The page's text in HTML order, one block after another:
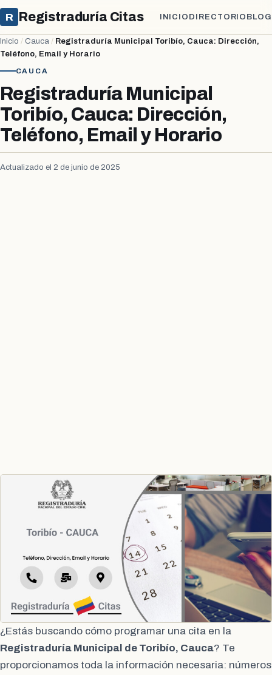
R Registraduría Citas INICIO DIRECTORIO BLOG
Inicio / Cauca / Registraduría Municipal Toribío, Cauca: Dirección,
Teléfono, Email y Horario
CAUCA
Registraduría Municipal
Toribío, Cauca: Dirección,
Teléfono, Email y Horario
Actualizado el 2 de junio de 2025
¿Estás buscando cómo programar una cita en la
Registraduría Municipal de Toribío, Cauca? Te
proporcionamos toda la información necesaria: números